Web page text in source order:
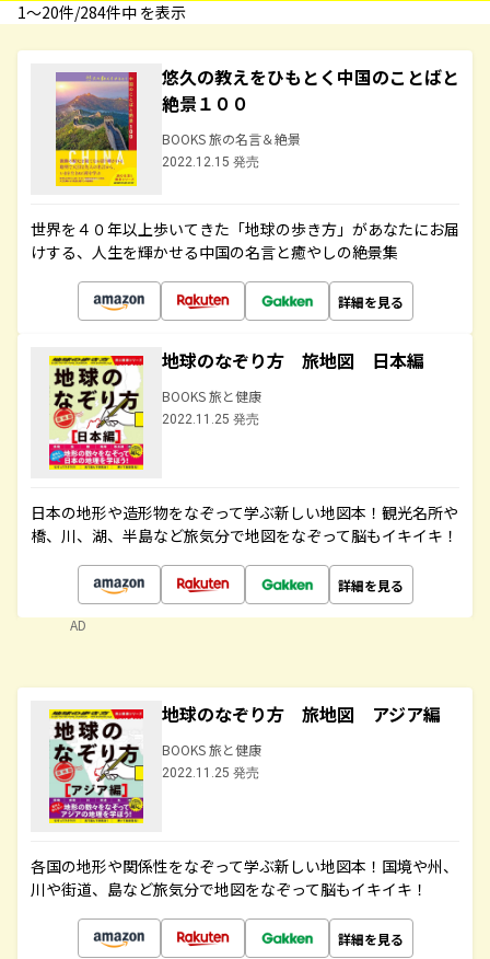
1〜20件/284件中 を表示
悠久の教えをひもとく中国のことばと
絶景１００
BOOKS 旅の名言＆絶景
2022.12.15 発売
世界を４０年以上歩いてきた「地球の歩き方」があなたにお届
けする、人生を輝かせる中国の名言と癒やしの絶景集
詳細を見る
地球のなぞり方 旅地図 日本編
BOOKS 旅と健康
2022.11.25 発売
日本の地形や造形物をなぞって学ぶ新しい地図本！観光名所や
橋、川、湖、半島など旅気分で地図をなぞって脳もイキイキ！
詳細を見る
AD
地球のなぞり方 旅地図 アジア編
BOOKS 旅と健康
2022.11.25 発売
各国の地形や関係性をなぞって学ぶ新しい地図本！国境や州、
川や街道、島など旅気分で地図をなぞって脳もイキイキ！
詳細を見る